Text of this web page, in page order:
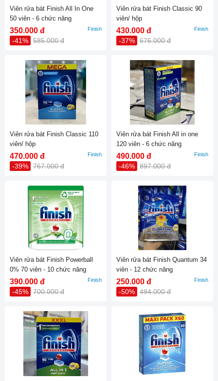
Viên rửa bát Finish All In One
50 viên - 6 chức năng
350.000 đ
-41% 585.000 đ
Finish
Viên rửa bát Finish Classic 90
viên/ hộp
430.000 đ
-37% 676.000 đ
Finish
Viên rửa bát Finish Classic 110
viên/ hộp
470.000 đ
-39% 767.000 đ
Finish
Viên rửa bát Finish All in one
120 viên - 6 chức năng
490.000 đ
-46% 897.000 đ
Finish
Viên rửa bát Finish Powerball
0% 70 viên - 10 chức năng
390.000 đ
-45% 700.000 đ
Finish
Viên rửa bát Finish Quantum 34
viên - 12 chức năng
250.000 đ
-50% 494.000 đ
Finish